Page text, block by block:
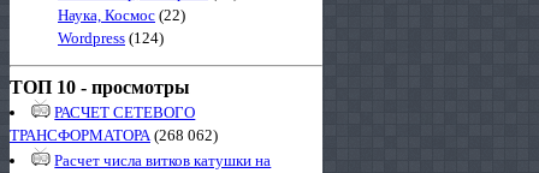
Наука, Космос (22)
Wordpress (124)
ТОП 10 - просмотры
РАСЧЕТ СЕТЕВОГО
ТРАНСФОРМАТОРА(268 062)
Расчет числа витков катушки на